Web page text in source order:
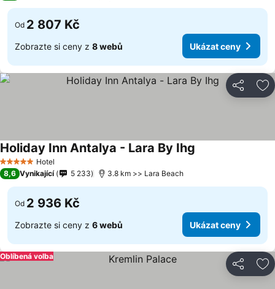
Od 2 807 Kč
Zobrazte si ceny z 8 webů Ukázat ceny
Sdílet
5 Počet hvězdiček
Hotel
Holiday Inn Antalya - Lara By Ihg
8,6 Vynikající 5 233 3.8 km >> Lara Beach
Od 2 936 Kč
Zobrazte si ceny z 6 webů Ukázat ceny
Sdílet
Oblíbená volba